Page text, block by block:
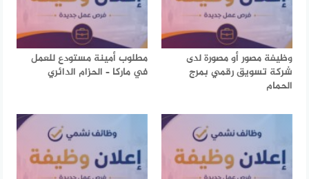
وظيفة مصور أو مصورة لدى
شركة تسويق رقمي بمرج
الحمام
مطلوب أمينة مستودع للعمل
في ماركا – الحزام الدائري